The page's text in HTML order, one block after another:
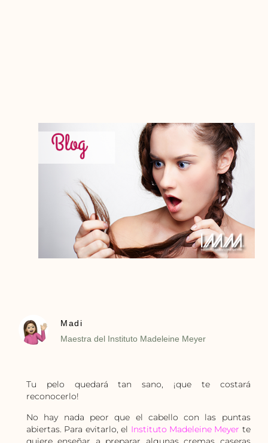
Madi
Maestra del Instituto Madeleine Meyer
Tu pelo quedará tan sano, ¡que te costará
reconocerlo!
No hay nada peor que el cabello con las puntas
abiertas. Para evitarlo, el Instituto Madeleine Meyer te